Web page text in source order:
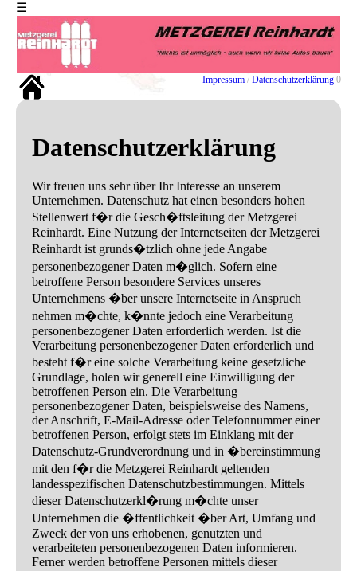
☰
Impressum / Datenschutzerklärung 0
Datenschutzerklärung
Wir freuen uns sehr über Ihr Interesse an unserem
Unternehmen. Datenschutz hat einen besonders hohen
Stellenwert f�r die Gesch�ftsleitung der Metzgerei
Reinhardt. Eine Nutzung der Internetseiten der Metzgerei
Reinhardt ist grunds�tzlich ohne jede Angabe
personenbezogener Daten m�glich. Sofern eine
betroffene Person besondere Services unseres
Unternehmens �ber unsere Internetseite in Anspruch
nehmen m�chte, k�nnte jedoch eine Verarbeitung
personenbezogener Daten erforderlich werden. Ist die
Verarbeitung personenbezogener Daten erforderlich und
besteht f�r eine solche Verarbeitung keine gesetzliche
Grundlage, holen wir generell eine Einwilligung der
betroffenen Person ein. Die Verarbeitung
personenbezogener Daten, beispielsweise des Namens,
der Anschrift, E-Mail-Adresse oder Telefonnummer einer
betroffenen Person, erfolgt stets im Einklang mit der
Datenschutz-Grundverordnung und in �bereinstimmung
mit den f�r die Metzgerei Reinhardt geltenden
landesspezifischen Datenschutzbestimmungen. Mittels
dieser Datenschutzerkl�rung m�chte unser
Unternehmen die �ffentlichkeit �ber Art, Umfang und
Zweck der von uns erhobenen, genutzten und
verarbeiteten personenbezogenen Daten informieren.
Ferner werden betroffene Personen mittels dieser
Home
Datenschutz
Erklaerung